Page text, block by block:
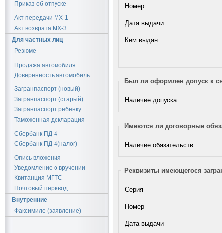
Приказ об отпуске
Акт передачи МХ-1
Акт возврата МХ-3
Для частных лиц
Резюме
Продажа автомобиля
Доверенность автомобиль
Загранпаспорт (новый)
Загранпаспорт (старый)
Загранпаспорт ребенку
Таможенная декларация
Сбербанк ПД-4
Сбербанк ПД-4(налог)
Опись вложения
Уведомление о вручении
Квитанция МГТС
Почтовый перевод
Внутренние
Факсимиле (заявление)
Номер
Дата выдачи
Кем выдан
Был ли оформлен допуск к
Наличие допуска:
Имеются ли договорные
Наличие обязательств:
Реквизиты имеющегося
Серия
Номер
Дата выдачи